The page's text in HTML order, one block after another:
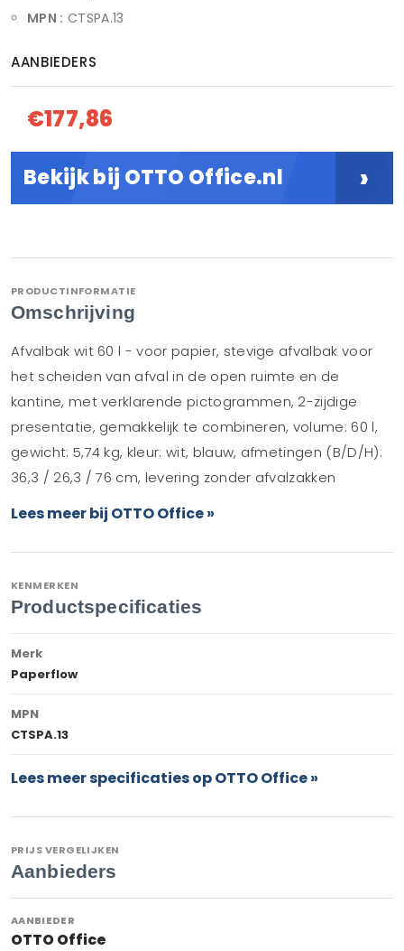
MPN : CTSPA.13
AANBIEDERS
€177,86
Bekijk bij OTTO Office.nl ›
PRODUCTINFORMATIE
Omschrijving
Afvalbak wit 60 l - voor papier, stevige afvalbak voor
het scheiden van afval in de open ruimte en de
kantine, met verklarende pictogrammen, 2-zijdige
presentatie, gemakkelijk te combineren, volume: 60 l,
gewicht: 5,74 kg, kleur: wit, blauw, afmetingen (B/D/H):
36,3 / 26,3 / 76 cm, levering zonder afvalzakken
Lees meer bij OTTO Office »
KENMERKEN
Productspecificaties
Merk
Paperflow
MPN
CTSPA.13
Lees meer specificaties op OTTO Office »
PRIJS VERGELIJKEN
Aanbieders
OTTO Office